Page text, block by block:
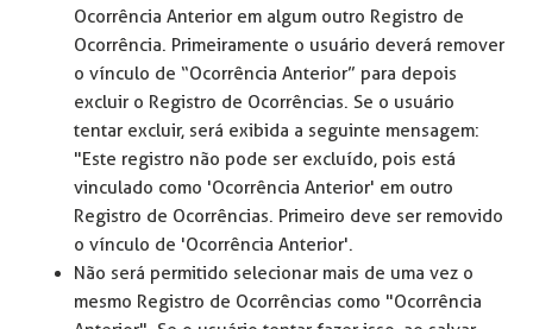
Ocorrência Anterior em algum outro Registro de
Ocorrência. Primeiramente o usuário deverá remover
o vínculo de “Ocorrência Anterior” para depois
excluir o Registro de Ocorrências. Se o usuário
tentar excluir, será exibida a seguinte mensagem:
"Este registro não pode ser excluído, pois está
vinculado como 'Ocorrência Anterior' em outro
Registro de Ocorrências. Primeiro deve ser removido
o vínculo de 'Ocorrência Anterior'.
Não será permitido selecionar mais de uma vez o
mesmo Registro de Ocorrências como "Ocorrência